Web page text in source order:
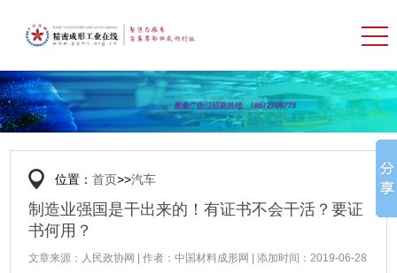
位置：首页>>汽车
制造业强国是干出来的！有证书不会干活？要证
书何用？
文章来源：人民政协网 | 作者：中国材料成形网 | 添加时间：2019-06-28